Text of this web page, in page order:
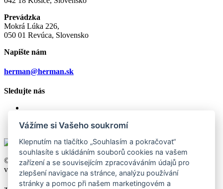
Prevádzka
Mokrá Lúka 226,
050 01 Revúca, Slovensko
Napište nám
herman@herman.sk
Sledujte nás
© 2026 Herman Slovakia Production s.r.o., všechna práva
vyhrazena
Vážíme si Vašeho soukromí
Klepnutím na tlačítko „Souhlasím a pokračovat“
souhlasíte s ukládáním souborů cookies na vašem
zařízení a se souvisejícím zpracováváním údajů pro
zlepšení navigace na stránce, analýzu používání
stránky a pomoc při našem marketingovém a